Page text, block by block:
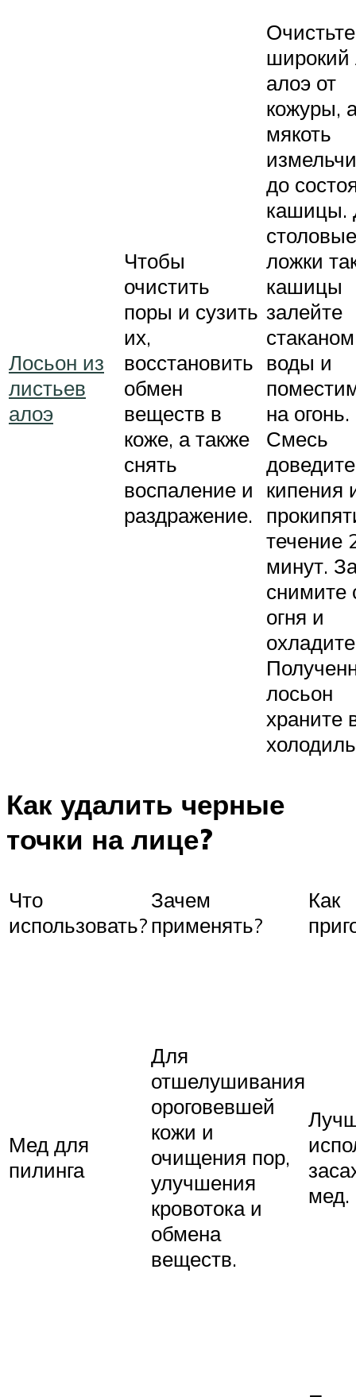
Лосьон из
листьев
алоэ
Чтобы
очистить
поры и сузить
их,
восстановить
обмен
веществ в
коже, а также
снять
воспаление и
раздражение.
Очистьте
широкий
алоэ от
кожуры,
мякоть
до
кашицы.
столовые
ложки
кашицы
залейте
стаканом
воды и
на огонь.
Смесь
кипения
течение
минут.
снимите
огня и
лосьон
храните
Как удалить черные
точки на лице?
Что
использовать?
Зачем
применять?
Как
Мед для
пилинга
Для
отшелушивания
ороговевшей
кожи и
очищения пор,
улучшения
кровотока и
обмена
веществ.
мед.